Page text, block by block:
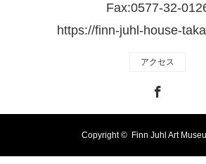
Fax:0577-32-
https://finn-juhl-house-
アクセス
Copyright © Finn Juhl Art